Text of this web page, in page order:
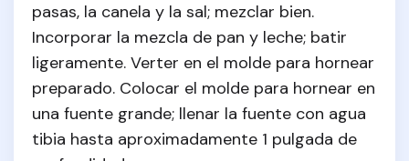
pasas, la canela y la sal; mezclar bien.
Incorporar la mezcla de pan y leche; batir
ligeramente. Verter en el molde para hornear
preparado. Colocar el molde para hornear en
una fuente grande; llenar la fuente con agua
tibia hasta aproximadamente 1 pulgada de